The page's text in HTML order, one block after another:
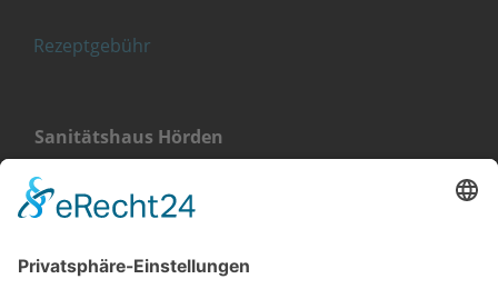
Rezeptgebühr
Sanitätshaus Hörden
Landstraße 4
76571 Gaggenau-Hörden